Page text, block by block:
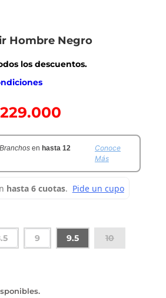
Hombre Negro
los descuentos.
229.000
en hasta 12
Conoce
Más
9 9.5 10